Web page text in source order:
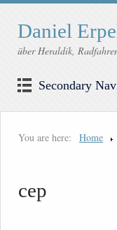
Daniel
über Heraldik,
Secondary
You are here: Home
cep